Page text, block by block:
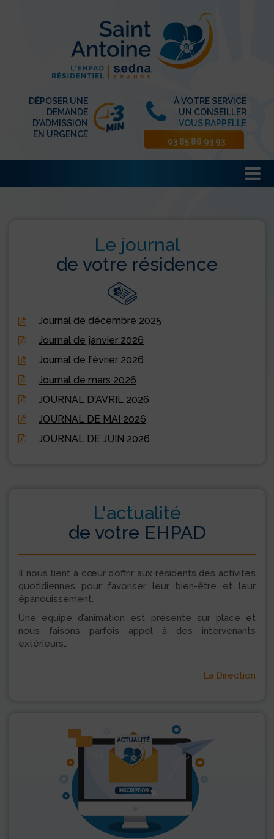
DÉPOSER UNE
DEMANDE
D'ADMISSION
EN URGENCE
À VOTRE SERVICE
UN CONSEILLER
VOUS RAPPELLE
03 85 86 93 93
Le journal
de votre résidence
Journal de décembre 2025
Journal de janvier 2026
Journal de février 2026
Journal de mars 2026
JOURNAL D'AVRIL 2026
JOURNAL DE MAI 2026
JOURNAL DE JUIN 2026
L'actualité
de votre EHPAD
Il nous tient à cœur d’offrir aux résidents des activités
quotidiennes pour favoriser leur bien-être et leur
épanouissement.
Une équipe d’animation est présente sur place et
nous faisons parfois appel à des intervenants
extérieurs…
La Direction